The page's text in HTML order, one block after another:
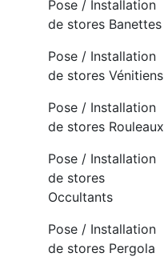
Pose / Installation
de stores Banettes
Pose / Installation
de stores Vénitiens
Pose / Installation
de stores Rouleaux
Pose / Installation
de stores
Occultants
Pose / Installation
de stores Pergola